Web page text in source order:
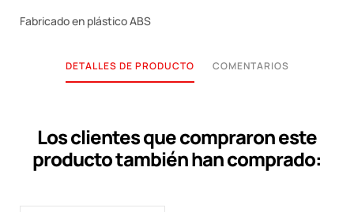
Fabricado en plástico ABS
DETALLES DE PRODUCTO COMENTARIOS
Los clientes que compraron este
producto también han comprado: